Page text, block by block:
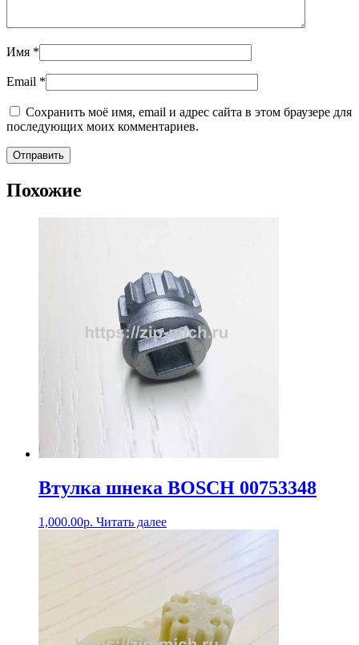
Имя *
Email *
Сохранить моё имя, email и адрес сайта в этом браузере для
последующих моих комментариев.
Похожие
Втулка шнека BOSCH 00753348
1,000.00р. Читать далее